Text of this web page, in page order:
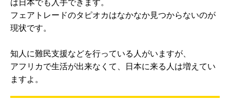
は日本でも入手できます。
フェアトレードのタピオカはなかなか見つからないのが
現状です。
知人に難民支援などを行っている人がいますが、
アフリカで生活が出来なくて、日本に来る人は増えてい
ますよ。